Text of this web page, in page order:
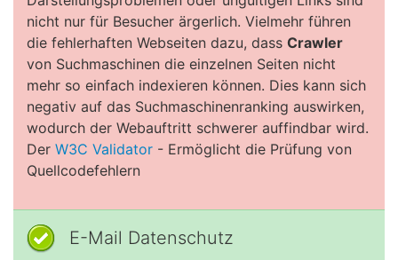
nicht nur für Besucher ärgerlich. Vielmehr führen
die fehlerhaften Webseiten dazu, dass Crawler
von Suchmaschinen die einzelnen Seiten nicht
mehr so einfach indexieren können. Dies kann sich
negativ auf das Suchmaschinenranking auswirken,
wodurch der Webauftritt schwerer auffindbar wird.
Der W3C Validator - Ermöglicht die Prüfung von
Quellcodefehlern
E-Mail Datenschutz